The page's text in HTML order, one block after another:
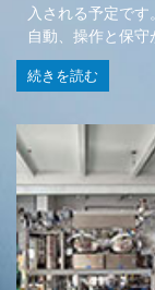
入される予定で
自動、操作と保守
続きを読む